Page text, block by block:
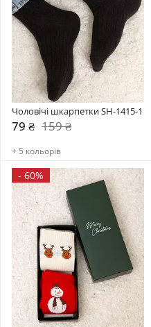
Чоловічі шкарпетки SH-1415-1
79 ₴ 159 ₴
+ 5 кольорів
- 60%